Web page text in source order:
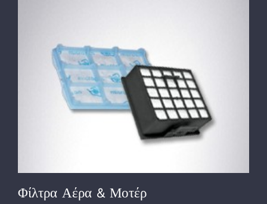
Φίλτρα Αέρα & Μοτέρ